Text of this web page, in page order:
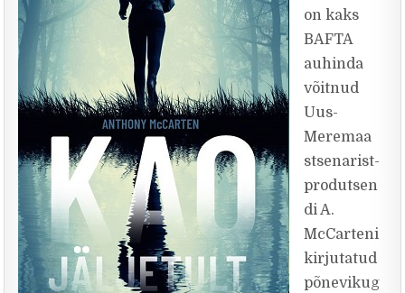
on kaks
BAFTA
auhinda
võitnud
Uus-
Meremaa
stsenarist-
produtsen
di A.
McCarteni
kirjutatud
põnevikug